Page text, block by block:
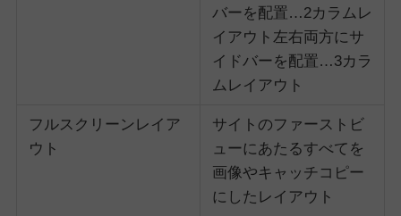
バーを配置…2カラムレ
イアウト左右両方にサ
イドバーを配置…3カラ
ムレイアウト
フルスクリーンレイア
ウト
サイトのファーストビ
ューにあたるすべてを
画像やキャッチコピー
にしたレイアウト